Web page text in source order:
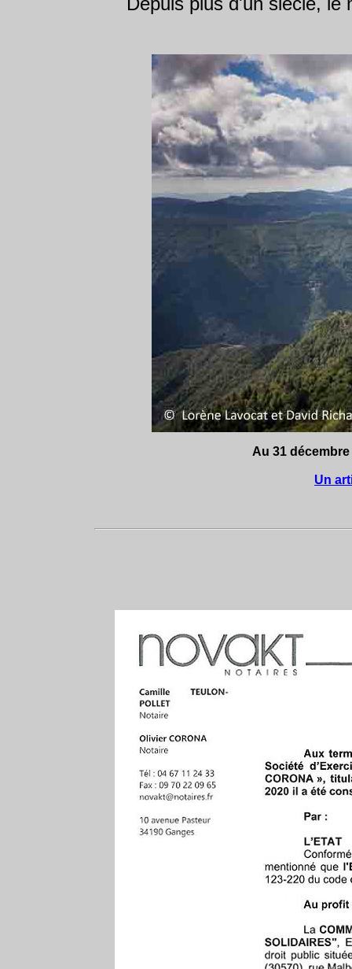
Au 31
Un